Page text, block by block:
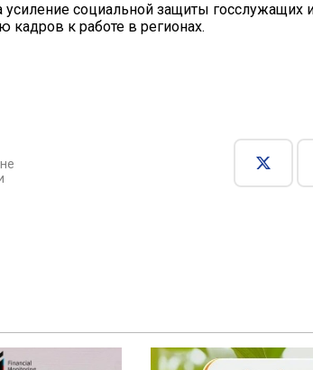
социальной защиты госслужащих
кадров к работе в регионах.